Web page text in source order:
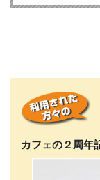
カフェの２周年